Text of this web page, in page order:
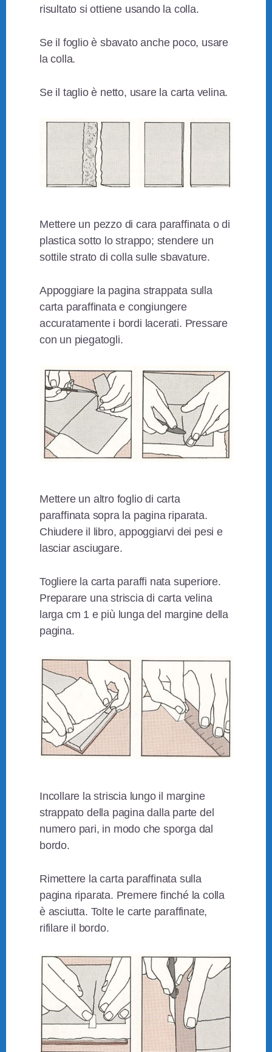
risultato si ottiene usando la colla.
Se il foglio è sbavato anche poco, usare
la colla.
Se il taglio è netto, usare la carta velina.
Mettere un pezzo di cara paraffinata o di
plastica sotto lo strappo; stendere un
sottile strato di colla sulle sbavature.
Appoggiare la pagina strappata sulla
carta paraffinata e congiungere
accuratamente i bordi lacerati. Pressare
con un piegatogli.
Mettere un altro foglio di carta
paraffinata sopra la pagina riparata.
Chiudere il libro, appoggiarvi dei pesi e
lasciar asciugare.
Togliere la carta paraffi nata superiore.
Preparare una striscia di carta velina
larga cm 1 e più lunga del margine della
pagina.
Incollare la striscia lungo il margine
strappato della pagina dalla parte del
numero pari, in modo che sporga dal
bordo.
Rimettere la carta paraffinata sulla
pagina riparata. Premere finché la colla
è asciutta. Tolte le carte paraffinate,
rifilare il bordo.